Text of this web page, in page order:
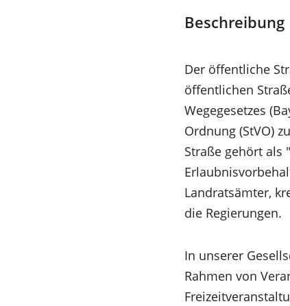
Beschreibung
Der öffentliche
öffentlichen
Wegegesetzes
Ordnung (StVO)
Straße gehört als
Landratsämter,
die Regierungen.
In unserer
Rahmen von